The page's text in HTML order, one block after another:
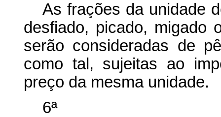
As frações da unidade
desfiado, picado, migado
serão consideradas de
como tal, sujeitas ao
preço da mesma unidade.
6ª